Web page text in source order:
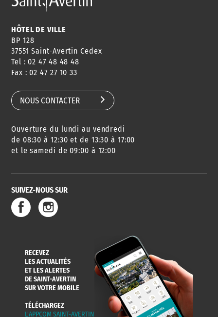
HÔTEL DE VILLE
BP 128
37551 Saint-Avertin Cedex
Tel : 02 47 48 48 48
Fax : 02 47 27 10 33
NOUS CONTACTER
Ouverture du lundi au vendredi
de 08:30 à 12:30 et de 13:30 à 17:00
et le samedi de 09:00 à 12:00
SUIVEZ-NOUS SUR
RECEVEZ
LES ACTUALITÉS
ET LES ALERTES
DE SAINT-AVERTIN
SUR VOTRE MOBILE
TÉLÉCHARGEZ
L'APPCOM SAINT-AVERTIN